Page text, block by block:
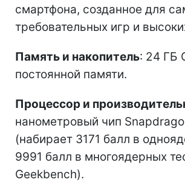
смартфона, созданное для
требовательных игр и
Память и накопитель: 24 ГБ
постоянной памяти.
Процессор и
нанометровый чип
(набирает 3171 балл в
9991 балл в многоядерных
Geekbench).